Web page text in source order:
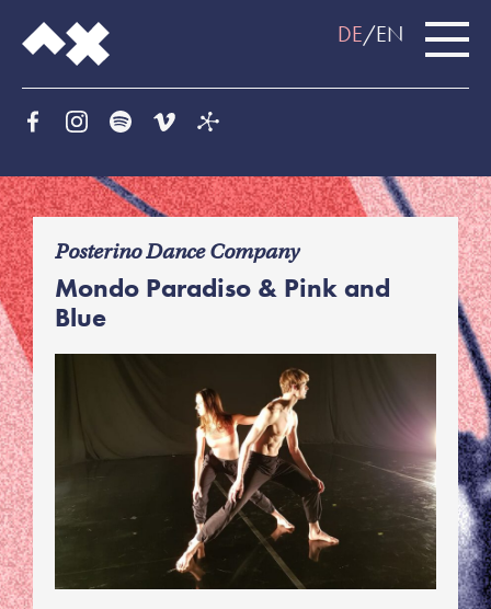
DE EN
f
Posterino Dance Company
Mondo Paradiso & Pink and
Blue